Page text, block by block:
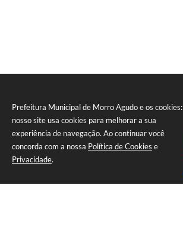
Prefeitura Municipal de Morro Agudo e os cookies:
nosso site usa cookies para melhorar a sua
experiência de navegação. Ao continuar você
concorda com a nossa Política de Cookies e
Privacidade.